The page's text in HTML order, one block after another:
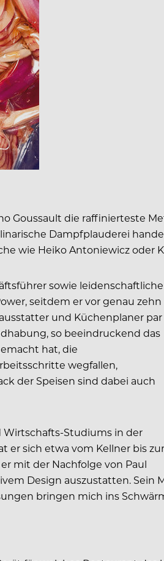
Goussault die raffinierteste
Dampfplauderei
wie Heiko Antoniewicz oder
sowie leidenschaftliche
seitdem er vor genau zehn
und Küchenplaner par
so beeindruckend das
hat, die
wegfallen,
der Speisen sind dabei auch
Wirtschafts-Studiums in der
er sich etwa vom Kellner bis zur
mit der Nachfolge von Paul
Design auszustatten. Sein
bringen mich ins